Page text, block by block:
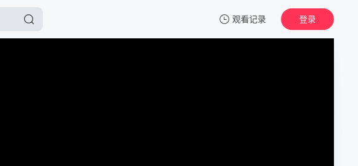
观看记录 登录